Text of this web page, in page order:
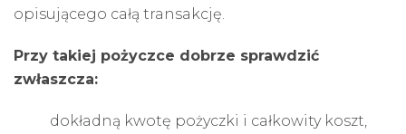
opisującego całą transakcję.
Przy takiej pożyczce dobrze sprawdzić
zwłaszcza:
dokładną kwotę pożyczki i całkowity koszt,